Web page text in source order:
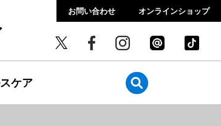
お問い合わせ オンラインショップ
ケア